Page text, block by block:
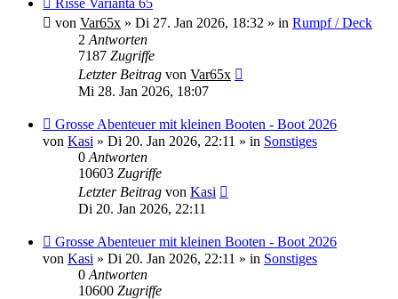
Beitrag
von Var65x » Di 27. Jan 2026, 18:32 » in Rumpf / Deck
2 Antworten
7187 Zugriffe
Letzter Beitrag von Var65x
Mi 28. Jan 2026, 18:07
Neuer
Beitrag
Grosse Abenteuer mit kleinen Booten - Boot 2026
von Kasi » Di 20. Jan 2026, 22:11 » in Sonstiges
0 Antworten
10603 Zugriffe
Letzter Beitrag von Kasi
Di 20. Jan 2026, 22:11
Neuer
Beitrag
Grosse Abenteuer mit kleinen Booten - Boot 2026
von Kasi » Di 20. Jan 2026, 22:11 » in Sonstiges
0 Antworten
10600 Zugriffe